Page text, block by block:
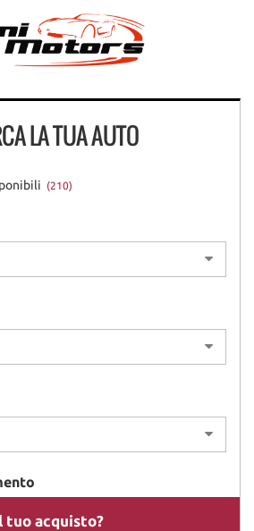
LA TUA AUTO
(210)
tuo acquisto?